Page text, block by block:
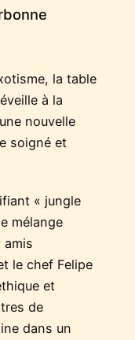
la table
à la
nouvelle
soigné et
« jungle
mélange
amis
le chef Felipe
et
de
dans un